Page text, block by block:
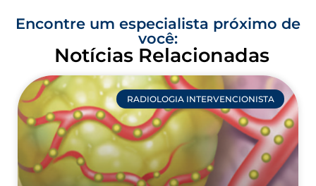
Encontre um especialista próximo de
você:
Notícias Relacionadas
RADIOLOGIA INTERVENCIONISTA